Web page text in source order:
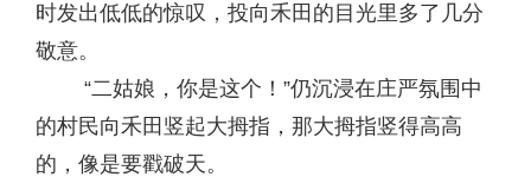
时发出低低的惊叹，投向禾田的目光里多了几分
敬意。
“二姑娘，你是这个！”仍沉浸在庄严氛围中
的村民向禾田竖起大拇指，那大拇指竖得高高
的，像是要戳破天。